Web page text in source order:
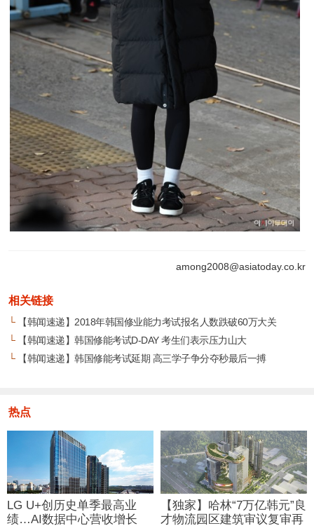
among2008@asiatoday.co.kr
相关链接
└【韩闻速递】2018年韩国修业能力考试报名人数跌破60万大关
└【韩闻速递】韩国修能考试D-DAY 考生们表示压力山大
└【韩闻速递】韩国修能考试延期 高三学子争分夺秒最后一搏
热点
LG U+创历史单季最高业
绩…AI数据中心营收增长
【独家】哈林“7万亿韩元”良
才物流园区建筑审议复审再